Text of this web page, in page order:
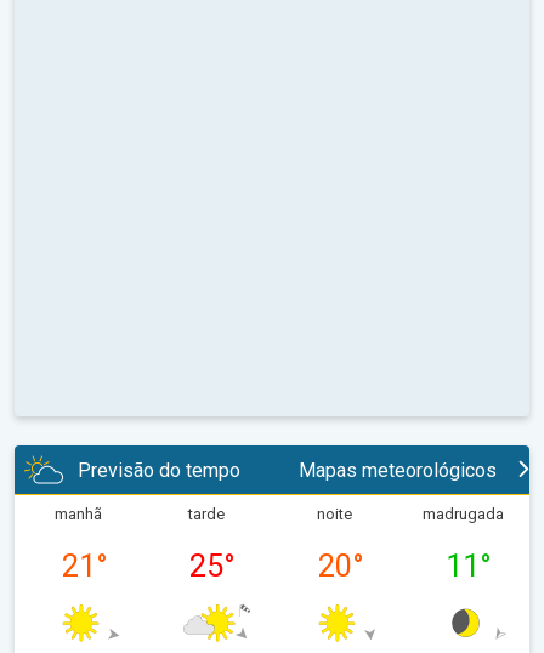
Previsão do tempo Mapas meteorológicos
manhã
21 °
tarde
25°
noite
20°
madrugada
11 °